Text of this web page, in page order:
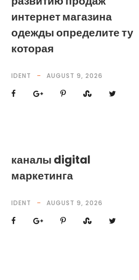
интернет магазина
одежды определите ту
которая
IDENT AUGUST 9, 2026
каналы digital
маркетинга
IDENT AUGUST 9, 2026